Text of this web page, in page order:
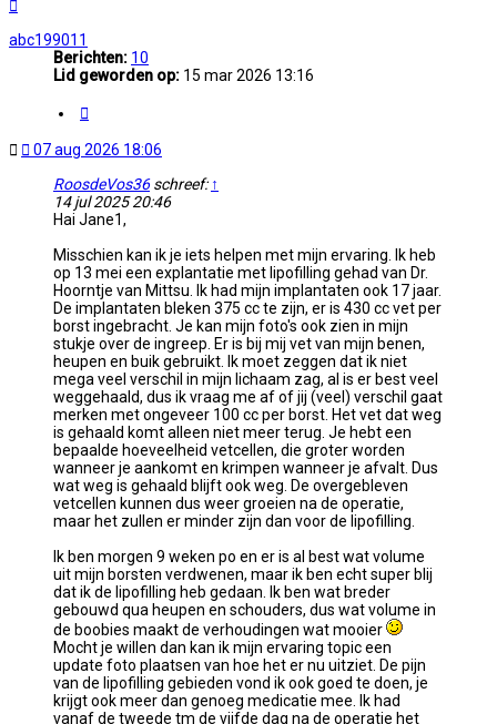
abc199011
Berichten: 10
Lid geworden op: 15 mar 2026 13:16
Ongelezen
07 aug 2026 18:06
RoosdeVos36schreef: ↑
14 jul 2025 20:46
Hai Jane1,
Misschien kan ik je iets helpen met mijn ervaring. Ik heb
op 13 mei een explantatie met lipofilling gehad van Dr.
Hoorntje van Mittsu. Ik had mijn implantaten ook 17 jaar.
De implantaten bleken 375 cc te zijn, er is 430 cc vet per
borst ingebracht. Je kan mijn foto's ook zien in mijn
stukje over de ingreep. Er is bij mij vet van mijn benen,
heupen en buik gebruikt. Ik moet zeggen dat ik niet
mega veel verschil in mijn lichaam zag, al is er best veel
weggehaald, dus ik vraag me af of jij (veel) verschil gaat
merken met ongeveer 100 cc per borst. Het vet dat weg
is gehaald komt alleen niet meer terug. Je hebt een
bepaalde hoeveelheid vetcellen, die groter worden
wanneer je aankomt en krimpen wanneer je afvalt. Dus
wat weg is gehaald blijft ook weg. De overgebleven
vetcellen kunnen dus weer groeien na de operatie,
maar het zullen er minder zijn dan voor de lipofilling.
Ik ben morgen 9 weken po en er is al best wat volume
uit mijn borsten verdwenen, maar ik ben echt super blij
dat ik de lipofilling heb gedaan. Ik ben wat breder
gebouwd qua heupen en schouders, dus wat volume in
de boobies maakt de verhoudingen wat mooier
Mocht je willen dan kan ik mijn ervaring topic een
update foto plaatsen van hoe het er nu uitziet. De pijn
van de lipofilling gebieden vond ik ook goed te doen, je
krijgt ook meer dan genoeg medicatie mee. Ik had
vanaf de tweede tm de vijfde dag na de operatie het